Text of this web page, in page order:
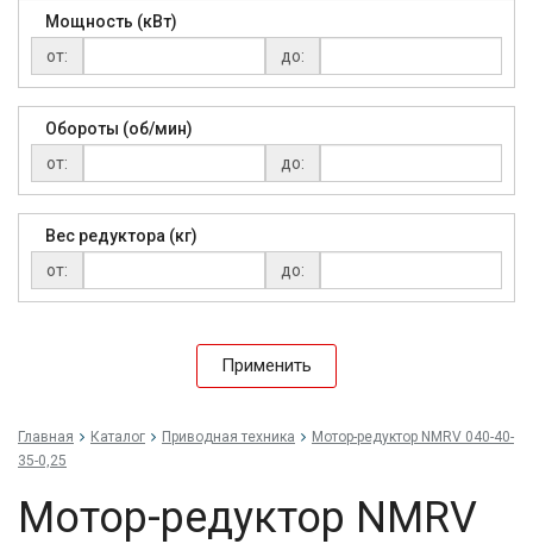
Мощность (кВт)
от:
до:
Обороты (об/мин)
от:
до:
Вес редуктора (кг)
от:
до:
Применить
Главная Каталог Приводная техника
Мо­тор-ре­дук­тор NMRV 040-40-
35-0,25
Мо­тор-ре­дук­тор NMRV